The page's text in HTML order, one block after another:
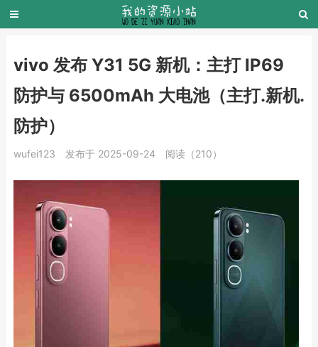
vivo 发布 Y31 5G 新机：主打 IP69
防护与 6500mAh 大电池（主打.新机.
防护）
wufei123 发布于 2025-09-24 阅读（210）